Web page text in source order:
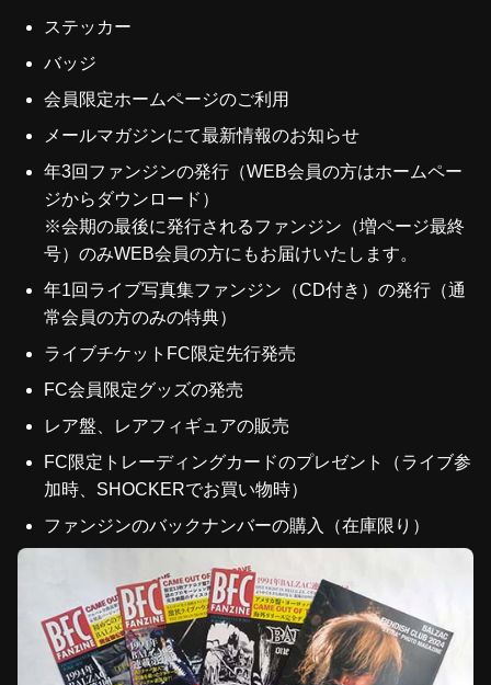
ステッカー
バッジ
会員限定ホームページのご利用
メールマガジンにて最新情報のお知らせ
年3回ファンジンの発行（WEB会員の方はホームペー
ジからダウンロード）
※会期の最後に発行されるファンジン（増ページ最終
号）のみWEB会員の方にもお届けいたします。
年1回ライブ写真集ファンジン（CD付き）の発行（通
常会員の方のみの特典）
ライブチケットFC限定先行発売
FC会員限定グッズの発売
レア盤、レアフィギュアの販売
FC限定トレーディングカードのプレゼント（ライブ参
加時、SHOCKERでお買い物時）
ファンジンのバックナンバーの購入（在庫限り）